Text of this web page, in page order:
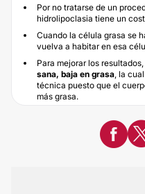
Por no tratarse de un
hidrolipoclasia tiene un
Cuando la célula grasa se
vuelva a habitar en esa
Para mejorar los resultados,
sana, baja en grasa , la
técnica puesto que el
más grasa.